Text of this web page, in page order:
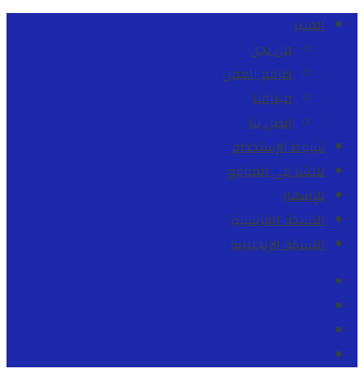
المنبر
من نحن
طاقم العمل
ميثاقنا
اتصل بنا
شروط الإستخدام
للنشر في الموقع
للإشهار
النسخة الفرنسية
النسخة الإنجليزية